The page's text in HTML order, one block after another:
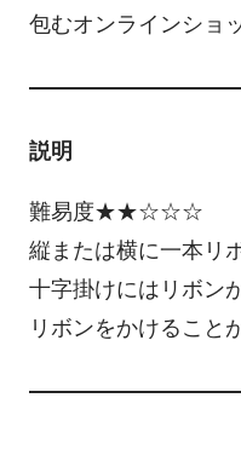
包むオンラインショ
説明
難易度★★☆☆☆
縦または横に一本リ
十字掛けにはリボン
リボンをかけること